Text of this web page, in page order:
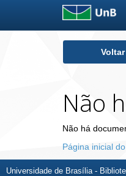
Voltar
Não
Não há
Página inicial
Universidade de Brasília -